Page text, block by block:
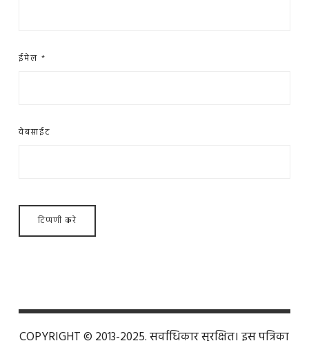
ईमेल *
वेबसाईट
COPYRIGHT © 2013-2025. सर्वाधिकार सुरक्षित। इस पत्रिका